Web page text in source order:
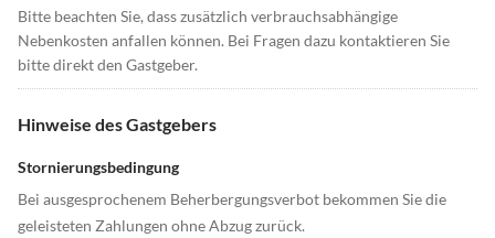
Bitte beachten Sie, dass zusätzlich verbrauchsabhängige
Nebenkosten anfallen können. Bei Fragen dazu kontaktieren Sie
bitte direkt den Gastgeber.
Hinweise des Gastgebers
Stornierungsbedingung
Bei ausgesprochenem Beherbergungsverbot bekommen Sie die
geleisteten Zahlungen ohne Abzug zurück.